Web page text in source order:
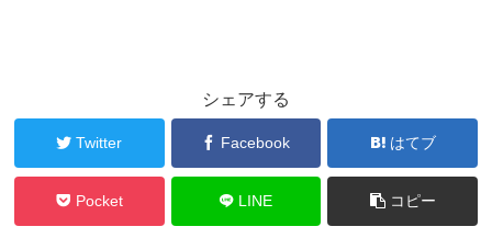
シェアする
Twitter Facebook はてブ
Pocket LINE コピー